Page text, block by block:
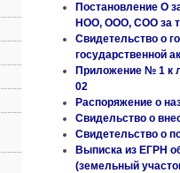
Постановление О
НОО, ООО, СОО за
Свидетельство о
государственной
Приложение № 1 к
02
Распоряжение о
Свидельство о
Свидетельство о
Выписка из ЕГРН
(земельный